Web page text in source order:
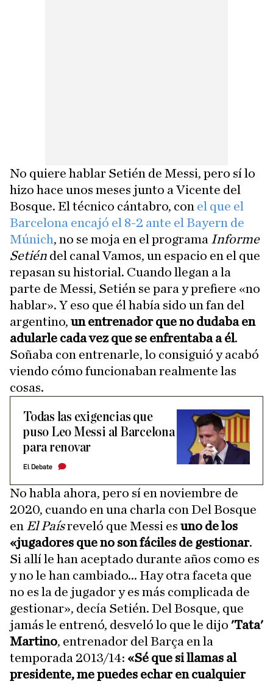
No quiere hablar Setién de Messi, pero sí lo
hizo hace unos meses junto a Vicente del
Bosque. El técnico cántabro, con el que el
Barcelona encajó el 8-2 ante el Bayern de
Múnich, no se moja en el programa Informe
Setién del canal Vamos, un espacio en el que
repasan su historial. Cuando llegan a la
parte de Messi, Setién se para y prefiere «no
hablar». Y eso que él había sido un fan del
argentino, un entrenador que no dudaba en
adularle cada vez que se enfrentaba a él.
Soñaba con entrenarle, lo consiguió y acabó
viendo cómo funcionaban realmente las
cosas.
Todas las exigencias que
puso Leo Messi al Barcelona
para renovar
El Debate
No habla ahora, pero sí en noviembre de
2020, cuando en una charla con Del Bosque
en El Paísreveló que Messi es uno de los
«jugadores que no son fáciles de gestionar.
Si allí le han aceptado durante años como es
y no le han cambiado... Hay otra faceta que
no es la de jugador y es más complicada de
gestionar», decía Setién. Del Bosque, que
jamás le entrenó, desveló lo que le dijo 'Tata'
Martino, entrenador del Barça en la
temporada 2013/14: «Sé que si llamas al
presidente, me puedes echar en cualquier